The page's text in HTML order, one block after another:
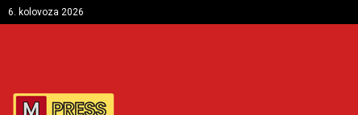
6. kolovoza 2026